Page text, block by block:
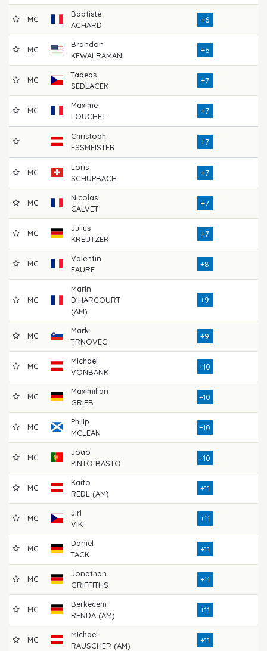
MC
Baptiste
ACHARD
+6
MC
Brandon
KEWALRAMANI
+6
MC
Tadeas
SEDLACEK
+7
MC
Maxime
LOUCHET
+7
Christoph
ESSMEISTER
+7
MC
Loris
SCHÜPBACH
+7
MC
Nicolas
CALVET
+7
MC
Julius
KREUTZER
+7
MC
Valentin
FAURE
+8
MC
Marin
D'HARCOURT
(AM)
+9
MC
Mark
TRNOVEC
+9
MC
Michael
VONBANK
+10
MC
Maximilian
GRIEB
+10
MC
Philip
MCLEAN
+10
MC
Joao
PINTO BASTO
+10
MC
Kaito
REDL (AM)
+11
MC
Jiri
VIK
+11
MC
Daniel
TACK
+11
MC
Jonathan
GRIFFITHS
+11
MC
Berkecem
RENDA (AM)
+11
MC
Michael
RAUSCHER (AM)
+11